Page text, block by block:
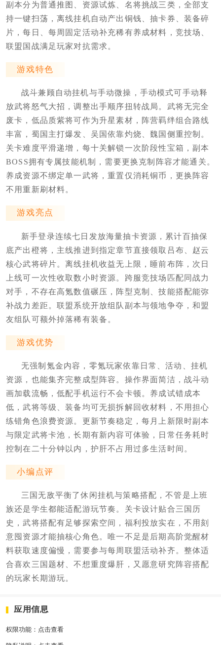
副本分为普通推图、资源试炼、名将挑战三类，全部支
持一键扫荡，离线挂机自动产出铜钱、抽卡券、装备碎
片，每日、每周固定活动补充稀有养成材料，竞技场、
联盟国战满足玩家对抗需求。
游戏特色
战斗兼顾自动挂机与手动微操，手动模式可手动释
放武将怒气大招，调整出手顺序扭转战局。武将无完全
废卡，低品质紫将可作为升星素材，阵营羁绊组合路线
丰富，蜀国主打爆发、吴国依靠灼烧、魏国侧重控制。
关卡难度平滑递增，每十关解锁一次阶段性宝箱，副本
BOSS拥有专属技能机制，需要更换克制阵容才能通关。
养成资源不绑定单一武将，重置仅消耗铜币，更换阵容
不用重新刷材料。
游戏亮点
新手登录连续七日发放海量抽卡资源，累计百抽保
底产出橙将，主线推进到指定章节直接领取吕布、赵云
核心武将碎片。离线挂机收益无上限，睡前布阵，次日
上线可一次性收取数小时资源。跨服竞技场匹配同战力
对手，不存在高氪数值碾压，阵型克制、技能搭配能弥
补战力差距。联盟系统开放组队副本与领地争夺，和盟
友组队可额外掉落稀有装备。
游戏优势
无强制氪金内容，零氪玩家依靠日常、活动、挂机
资源，也能集齐完整成型阵容。操作界面简洁，战斗动
画加载流畅，低配手机运行不会卡顿。养成试错成本
低，武将等级、装备均可无损拆解回收材料，不用担心
练错角色浪费资源。更新节奏稳定，每月上新限时副本
与限定武将卡池，长期有新内容可体验，日常任务耗时
控制在二十分钟以内，护肝不占用过多生活时间。
小编点评
三国无敌平衡了休闲挂机与策略搭配，不管是上班
族还是学生都能适配游玩节奏。关卡设计贴合三国历
史，武将搭配有足够探索空间，福利投放实在，不用刻
意囤资源才能抽核心角色。唯一不足是后期高阶觉醒材
料获取速度偏慢，需要参与每周联盟活动补齐。整体适
合喜欢三国题材、不想重度爆肝，又愿意研究阵容搭配
的玩家长期游玩。
应用信息
权限功能： 点击查看